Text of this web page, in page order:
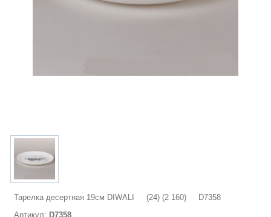
Тарелка десертная 19см DIWALI (24) (2 160) D7358
Артикул: D7358